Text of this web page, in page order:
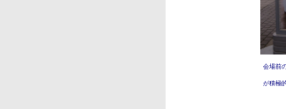
会場前
が積極